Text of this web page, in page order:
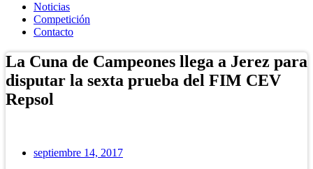
Noticias
Competición
Contacto
La Cuna de Campeones llega a Jerez para
disputar la sexta prueba del FIM CEV
Repsol
septiembre 14, 2017